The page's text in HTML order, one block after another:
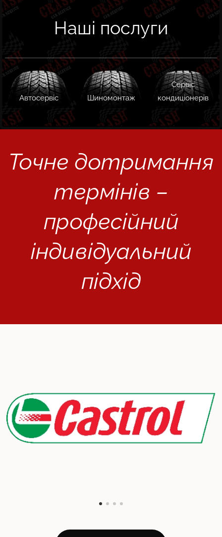
Наші послуги
Автосервіс Шиномонтаж
Сервіс
кондиціонерів
Точне дотримання
термінів –
професійний
індивідуальний
підхід